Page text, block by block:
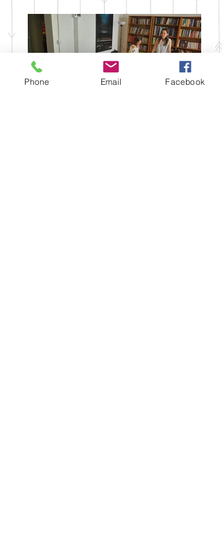
Phone Email Facebook